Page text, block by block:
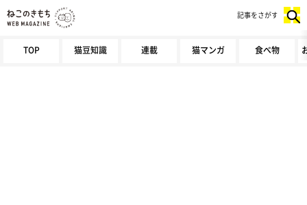
TOP 猫豆知識 連載 猫マンガ 食べ物
記事をさがす